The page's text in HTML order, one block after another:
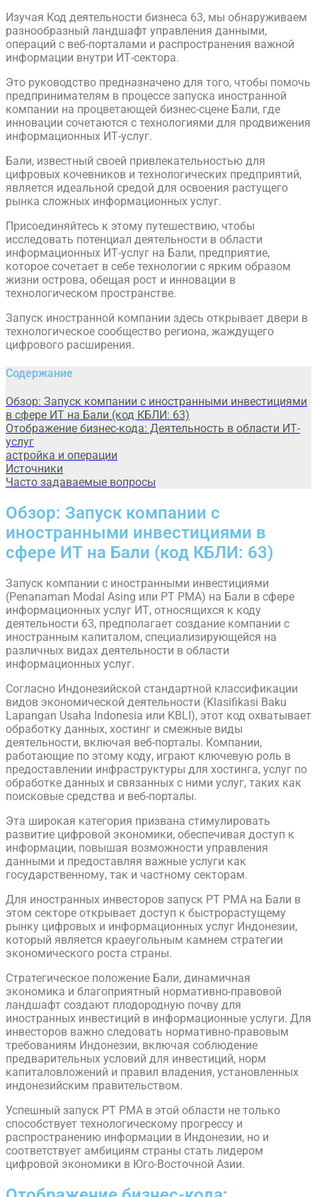
Изучая Код деятельности бизнеса 63, мы обнаруживаем
разнообразный ландшафт управления данными,
операций с веб-порталами и распространения важной
информации внутри ИТ-сектора.
Это руководство предназначено для того, чтобы помочь
предпринимателям в процессе запуска иностранной
компании на процветающей бизнес-сцене Бали, где
инновации сочетаются с технологиями для продвижения
информационных ИТ-услуг.
Бали, известный своей привлекательностью для
цифровых кочевников и технологических предприятий,
является идеальной средой для освоения растущего
рынка сложных информационных услуг.
Присоединяйтесь к этому путешествию, чтобы
исследовать потенциал деятельности в области
информационных ИТ-услуг на Бали, предприятие,
которое сочетает в себе технологии с ярким образом
жизни острова, обещая рост и инновации в
технологическом пространстве.
Запуск иностранной компании здесь открывает двери в
технологическое сообщество региона, жаждущего
цифрового расширения.
Содержание
Обзор: Запуск компании с иностранными инвестициями
в сфере ИТ на Бали (код КБЛИ: 63)
Отображение бизнес-кода: Деятельность в области ИТ-
услуг
астройка и операции
Источники
Часто задаваемые вопросы
Обзор: Запуск компании с
иностранными инвестициями в
сфере ИТ на Бали (код КБЛИ: 63)
Запуск компании с иностранными инвестициями
(Penanaman Modal Asing или PT PMA) на Бали в сфере
информационных услуг ИТ, относящихся к коду
деятельности 63, предполагает создание компании с
иностранным капиталом, специализирующейся на
различных видах деятельности в области
информационных услуг.
Согласно Индонезийской стандартной классификации
видов экономической деятельности (Klasifikasi Baku
Lapangan Usaha Indonesia или KBLI), этот код охватывает
обработку данных, хостинг и смежные виды
деятельности, включая веб-порталы. Компании,
работающие по этому коду, играют ключевую роль в
предоставлении инфраструктуры для хостинга, услуг по
обработке данных и связанных с ними услуг, таких как
поисковые средства и веб-порталы.
Эта широкая категория призвана стимулировать
развитие цифровой экономики, обеспечивая доступ к
информации, повышая возможности управления
данными и предоставляя важные услуги как
государственному, так и частному секторам.
Для иностранных инвесторов запуск PT PMA на Бали в
этом секторе открывает доступ к быстрорастущему
рынку цифровых и информационных услуг Индонезии,
который является краеугольным камнем стратегии
экономического роста страны.
Стратегическое положение Бали, динамичная
экономика и благоприятный нормативно-правовой
ландшафт создают плодородную почву для
иностранных инвестиций в информационные услуги. Для
инвесторов важно следовать нормативно-правовым
требованиям Индонезии, включая соблюдение
предварительных условий для инвестиций, норм
капиталовложений и правил владения, установленных
индонезийским правительством.
Успешный запуск PT PMA в этой области не только
способствует технологическому прогрессу и
распространению информации в Индонезии, но и
соответствует амбициям страны стать лидером
цифровой экономики в Юго-Восточной Азии.